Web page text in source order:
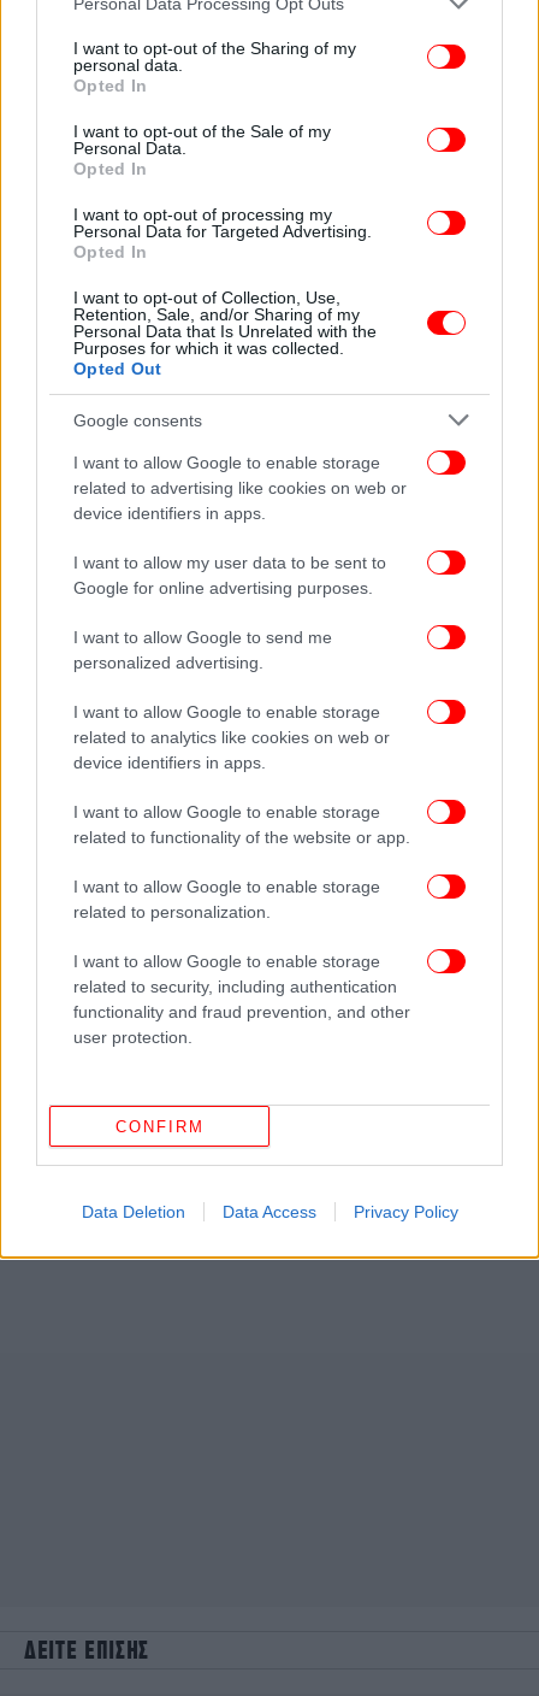
not limited to your visit or usage behaviour. You may click to
grant or deny consent to Google and its third-party tags to
use your data for below specified purposes in below Google
consent section.
I want to opt-out of the Sharing of my
personal data.
Opted In
I want to opt-out of the Sale of my
Personal Data.
Opted In
I want to opt-out of processing my
Personal Data for Targeted Advertising.
Opted In
I want to opt-out of Collection, Use,
Retention, Sale, and/or Sharing of my
Personal Data that Is Unrelated with the
Purposes for which it was collected.
Opted Out
Google consents
I want to allow Google to enable storage
related to advertising like cookies on web or
device identifiers in apps.
I want to allow my user data to be sent to
Google for online advertising purposes.
I want to allow Google to send me
personalized advertising.
I want to allow Google to enable storage
related to analytics like cookies on web or
device identifiers in apps.
I want to allow Google to enable storage
related to functionality of the website or app.
I want to allow Google to enable storage
related to personalization.
I want to allow Google to enable storage
related to security, including authentication
functionality and fraud prevention, and other
user protection.
CONFIRM
Data Deletion Data Access Privacy Policy
Αυτή η συμπεριφορά, τα δίνουμε όλα και δεν
παίρνουμε τίποτα, αυτή η εξωτερική πολιτική η
προσωποπαγής δεν ωφελεί τη χώρα, και είναι ένας
επιπλέον λόγος για να επιστρέψουμε στην
πολυδιάστατη ενεργητική διπλωματία που έχει
ανάγκη η χώρα, να έχουμε το δυνατό συντομότερο
εκλογές.Η παράταση της παραμονής της ΝΔ
στην εξουσία βλάπτει τη χώρα και στο επίπεδο
εξωτερικής πολιτικής».
ΟΛΕΣ ΟΙ ΕΙΔΗΣΕΙΣ
την αλλαγή στάσης απέναντι στον Μπάιντεν [βίντεο]
Δημητρακόπουλος για Φιλιππίδη: Είναι σοβαρό το
εγκεφαλικό, αν αιμορραγήσει μπορεί να πεθάνει
Παρασκευής στο iefimerida: Η μάσκα είναι το μέτρο-
κλειδί από εδώ και πέρα -Τι λέει για νέο κύμα, νοσηλείες
Ακολουθήστε το στο Google News
και μάθετε
πρώτοι όλες τις ειδήσεις
Δείτε όλες τις τελευταίεςΕιδήσειςαπό την Ελλάδα και τον Κόσμο,
ΔΙΑΒΑΣΤΕ ΠΕΡΙΣΣΟΤΕΡΑ ΣΥΡΙΖΑ ΚΑΤΡΟΥΓΚΑΛΟΣ
ΕΞΩΤΕΡΙΚΉ
ΠΟΛΙΤΙΚΉ
ΔΕΙΤΕ ΕΠΙΣΗΣ